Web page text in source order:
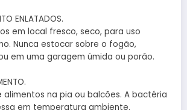
ENLATADOS.
em local fresco, seco, para uso
Nunca estocar sobre o fogão,
em uma garagem úmida ou porão.
alimentos na pia ou balcões. A bactéria
em temperatura ambiente.